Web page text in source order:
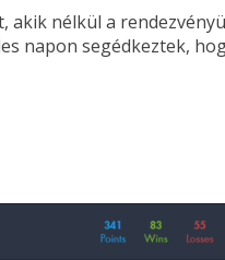
akik nélkül a
napon segédkeztek,